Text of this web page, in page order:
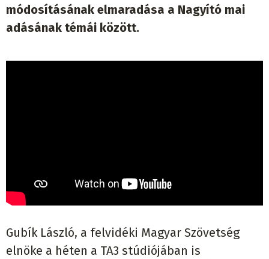
módosításának elmaradása a Nagyító mai
adásának témái között.
Gubík László, a felvidéki Magyar Szövetség
elnöke a héten a TA3 stúdiójában is